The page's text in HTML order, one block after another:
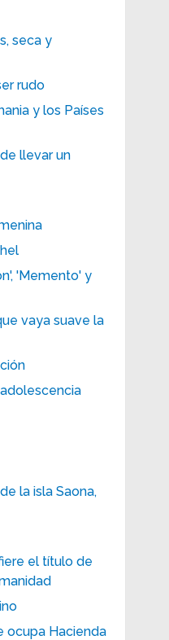
seca y
rudo
y los Países
llevar un
'Memento' y
vaya suave la
la isla Saona,
el título de
ocupa Hacienda